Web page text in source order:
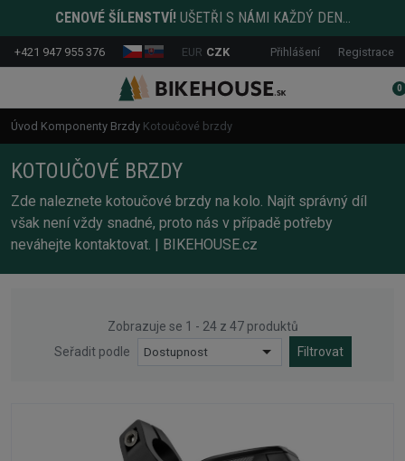
CENOVÉ ŠÍLENSTVÍ! UŠETŘI S NÁMI KAŽDÝ DEN...
+421 947 955 376 EUR CZK Přihlášení Registrace
0
Úvod Komponenty Brzdy Kotoučové brzdy
KOTOUČOVÉ BRZDY
Zde naleznete kotoučové brzdy na kolo. Najít správný díl
však není vždy snadné, proto nás v případě potřeby
neváhejte kontaktovat. | BIKEHOUSE.cz
Zobrazuje se 1 - 24 z 47 produktů
Seřadit podle
Dostupnost Filtrovat